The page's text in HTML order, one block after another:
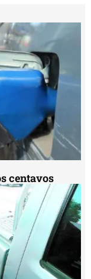
centavos